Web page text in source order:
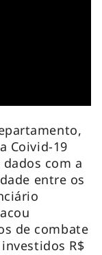
Coivid-19
com a
entre os
de combate
R$